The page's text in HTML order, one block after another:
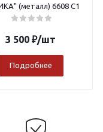
(металл) 6608 С1
3 500 ₽/шт
Подробнее